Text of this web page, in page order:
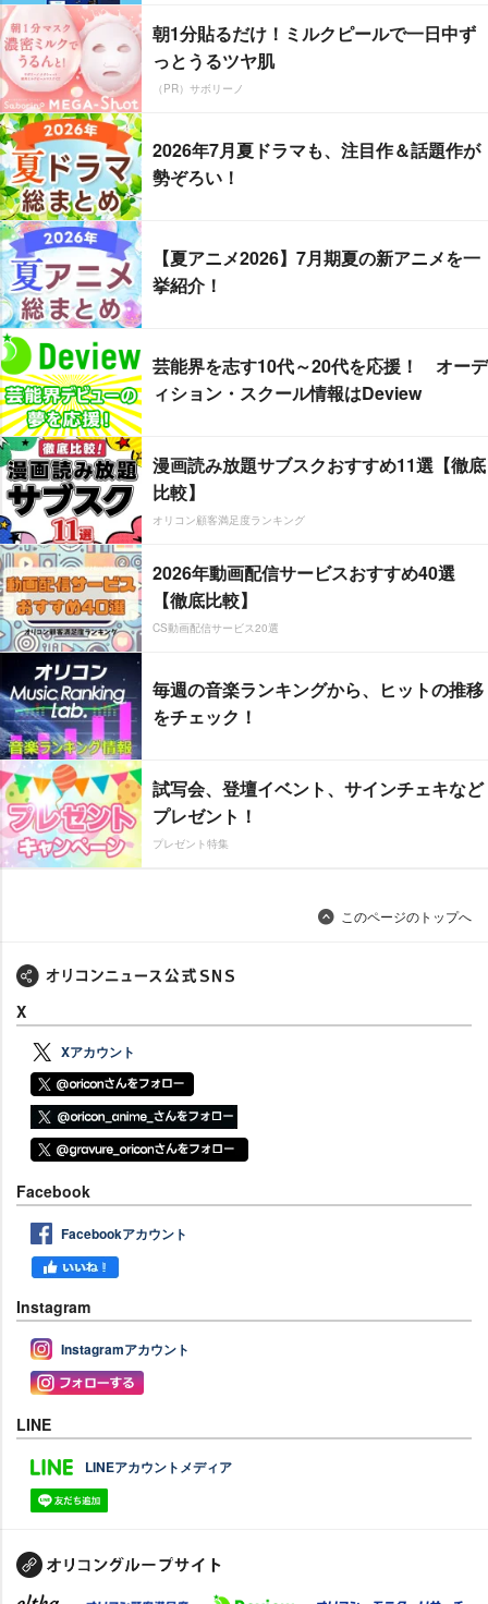
朝1分貼るだけ！ミルクピールで一日中ず
っとうるツヤ肌
（PR）サボリーノ
2026年7月夏ドラマも、注目作＆話題作が
勢ぞろい！
【夏アニメ2026】7月期夏の新アニメを一
挙紹介！
芸能界を志す10代～20代を応援！ オーデ
ィション・スクール情報はDeview
漫画読み放題サブスクおすすめ11選【徹底
比較】
オリコン顧客満足度ランキング
2026年動画配信サービスおすすめ40選
【徹底比較】
CS動画配信サービス20選
毎週の音楽ランキングから、ヒットの推移
をチェック！
試写会、登壇イベント、サインチェキなど
プレゼント！
プレゼント特集
このページのトップへ
X
Xアカウント
Facebook
Facebookアカウント
Instagram
Instagramアカウント
LINE
LINEアカウントメディア